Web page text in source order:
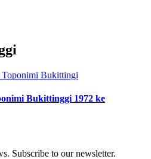
Bukittinggi 1972 ke
Subscribe to our newsletter.